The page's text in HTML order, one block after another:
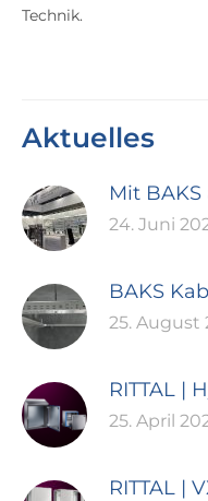
Technik.
Aktuelles
Mit
24. Juni
BAKS
25. August
RITTAL |
25. April
RITTAL |